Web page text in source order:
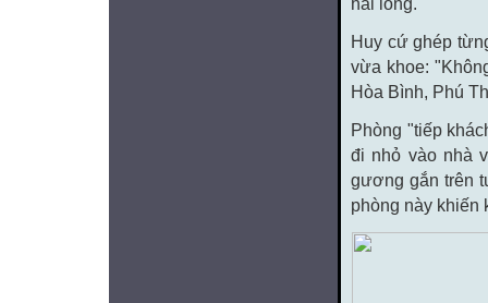
hài lòng.
Huy cứ ghép
vừa khoe:
Hòa Bình, Phú
Phòng "tiếp
đi nhỏ vào nhà
gương gắn trên
phòng này khiến